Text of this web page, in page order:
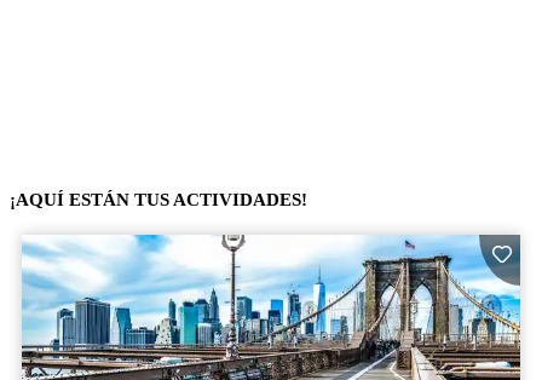
¡AQUÍ ESTÁN TUS ACTIVIDADES!